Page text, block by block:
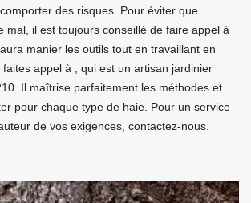
des risques. Pour éviter que
mal, il est toujours conseillé de faire appel à
manier les outils tout en travaillant en
faites appel à , qui est un artisan jardinier
Il maîtrise parfaitement les méthodes et
pour chaque type de haie. Pour un service
de vos exigences, contactez-nous.